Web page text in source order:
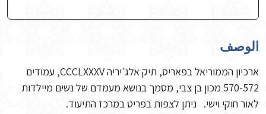
الوصف
ארכיון הממוריאל בפאריס, תיק אלג'יריה CCCLXXXV, עמודים
570-572 מכון בן צבי, מסמך בנושא מעמדם של נשים מיילדות
לאור חוקי וישי. ניתן לצפות בפריט במרכז התיעוד.